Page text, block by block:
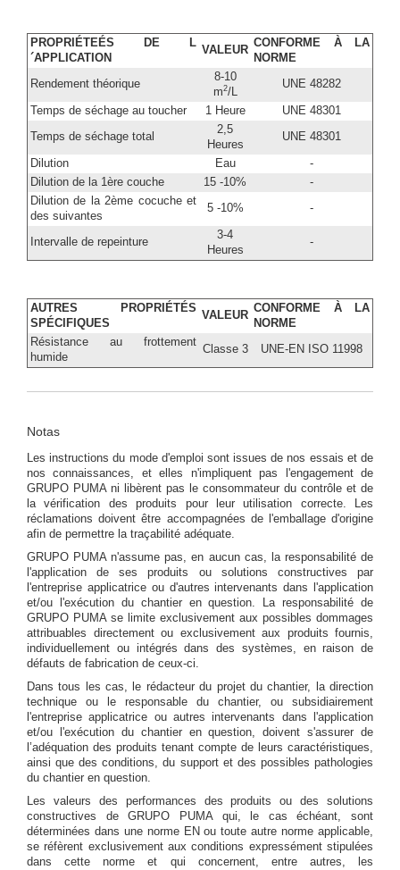
PROPRIÉTEÉS DE L
´APPLICATION
VALEUR
CONFORME À LA
NORME
Rendement théorique
8-10
m2/L
UNE 48282
Temps de séchage au toucher 1 Heure UNE 48301
Temps de séchage total
2,5
Heures
UNE 48301
Dilution Eau
-
Dilution de la 1ère couche
15 -10%
-
Dilution de la 2ème cocuche et
des suivantes
5 -10% -
Intervalle de repeinture
3-4
Heures
-
AUTRES PROPRIÉTÉS
SPÉCIFIQUES
VALEUR
CONFORME À LA
NORME
Résistance au frottement
humide
Classe 3 UNE-EN ISO 11998
Notas
Les instructions du mode d'emploi sont issues de nos essais et de
nos connaissances, et elles n'impliquent pas l'engagement de
GRUPO PUMA ni libèrent pas le consommateur du contrôle et de
la vérification des produits pour leur utilisation correcte. Les
réclamations doivent être accompagnées de l'emballage d'origine
afin de permettre la traçabilité adéquate.
GRUPO PUMA n'assume pas, en aucun cas, la responsabilité de
l'application de ses produits ou solutions constructives par
l'entreprise applicatrice ou d'autres intervenants dans l'application
et/ou l'exécution du chantier en question. La responsabilité de
GRUPO PUMA se limite exclusivement aux possibles dommages
attribuables directement ou exclusivement aux produits fournis,
individuellement ou intégrés dans des systèmes, en raison de
défauts de fabrication de ceux-ci.
Dans tous les cas, le rédacteur du projet du chantier, la direction
technique ou le responsable du chantier, ou subsidiairement
l'entreprise applicatrice ou autres intervenants dans l'application
et/ou l'exécution du chantier en question, doivent s'assurer de
l’adéquation des produits tenant compte de leurs caractéristiques,
ainsi que des conditions, du support et des possibles pathologies
du chantier en question.
Les valeurs des performances des produits ou des solutions
constructives de GRUPO PUMA qui, le cas échéant, sont
déterminées dans une norme EN ou toute autre norme applicable,
se réfèrent exclusivement aux conditions expressément stipulées
dans cette norme et qui concernent, entre autres, les